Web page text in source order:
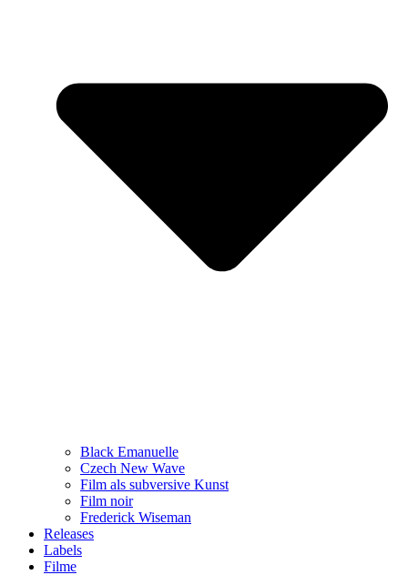
Black Emanuelle
Czech New Wave
Film als subversive Kunst
Film noir
Frederick Wiseman
Releases
Labels
Filme